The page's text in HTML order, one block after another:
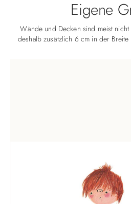
Eigene
Wände und Decken sind meist nicht
deshalb zusätzlich 6 cm in der